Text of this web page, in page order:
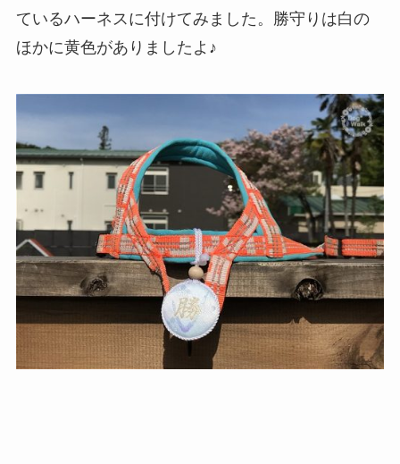
ているハーネスに付けてみました。勝守りは白の
ほかに黄色がありましたよ♪